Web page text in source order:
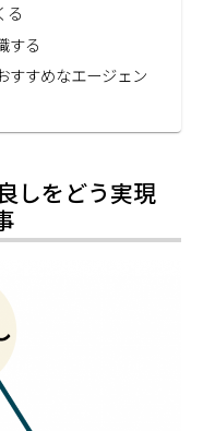
る
する
すすめなエージェン
しをどう実現